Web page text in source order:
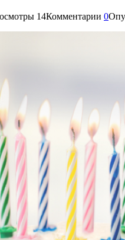
14Комментарии 0